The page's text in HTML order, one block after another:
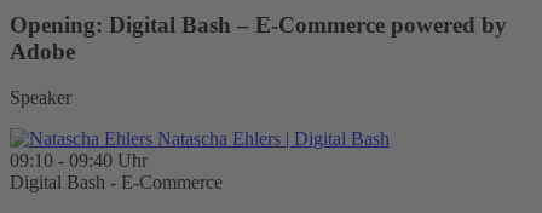
Opening: Digital Bash – E-Commerce powered by
Adobe
Speaker
Natascha Ehlers | Digital Bash
09:10 - 09:40 Uhr
Digital Bash - E-Commerce